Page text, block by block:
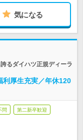
気になる
るダイハツ正規ディーラ
利厚生充実／年休120
問 第二新卒歓迎